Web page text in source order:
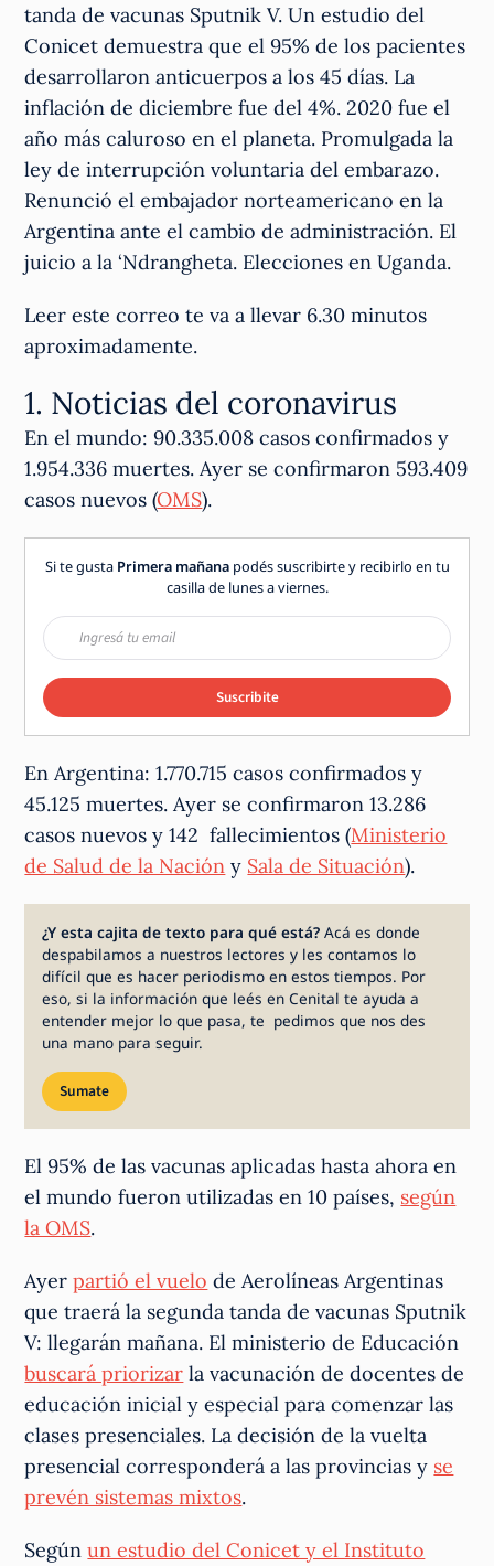
tanda de vacunas Sputnik V. Un estudio del
Conicet demuestra que el 95% de los pacientes
desarrollaron anticuerpos a los 45 días. La
inflación de diciembre fue del 4%. 2020 fue el
año más caluroso en el planeta. Promulgada la
ley de interrupción voluntaria del embarazo.
Renunció el embajador norteamericano en la
Argentina ante el cambio de administración. El
juicio a la ‘Ndrangheta. Elecciones en Uganda.
Leer este correo te va a llevar 6.30 minutos
aproximadamente.
1. Noticias del coronavirus
En el mundo: 90.335.008 casos confirmados y
1.954.336 muertes. Ayer se confirmaron 593.409
casos nuevos (OMS).
Si te gusta Primera mañanapodés suscribirte y recibirlo en tu
casilla de lunes a viernes.
Suscribite
En Argentina: 1.770.715 casos confirmados y
45.125 muertes. Ayer se confirmaron 13.286
casos nuevos y 142 fallecimientos (Ministerio
de Salud de la Nación y Sala de Situación).
¿Y esta cajita de texto para qué está?Acá es donde
despabilamos a nuestros lectores y les contamos lo
difícil que es hacer periodismo en estos tiempos. Por
eso, si la información que leés en Cenital te ayuda a
entender mejor lo que pasa, te pedimos que nos des
una mano para seguir.
Sumate
El 95% de las vacunas aplicadas hasta ahora en
el mundo fueron utilizadas en 10 países, según
la OMS.
Ayerpartió el vuelo de Aerolíneas Argentinas
que traerá la segunda tanda de vacunas Sputnik
V: llegarán mañana. El ministerio de Educación
buscará priorizar la vacunación de docentes de
educación inicial y especial para comenzar las
clases presenciales. La decisión de la vuelta
presencial corresponderá a las provincias y se
prevén sistemas mixtos.
Segúnun estudio del Conicet y el Instituto